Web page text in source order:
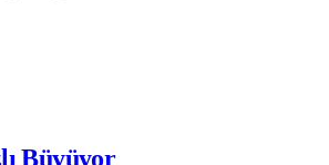
Büyüyor